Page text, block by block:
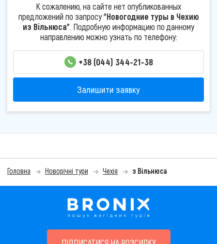
К сожалению, на сайте нет опубликованных
предложений по запросу"Новогодние туры в Чехию
из Вільнюса". Подробную информацию по данному
направлению можно узнать по телефону:
+38 (044) 344-21-38
Залишити заявку
Головна Новорічні тури Чехія з Вільнюса